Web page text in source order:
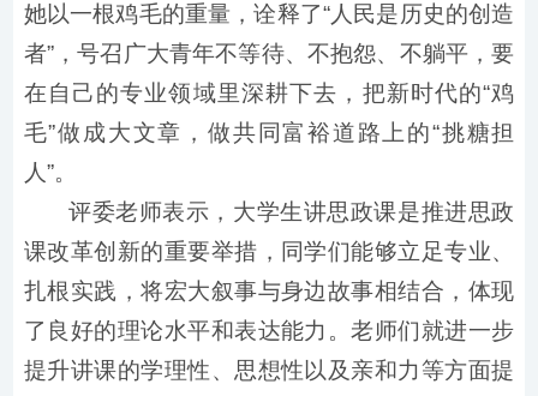
她以一根鸡毛的重量，诠释了“人民是历史的创造
者”，号召广大青年不等待、不抱怨、不躺平，要
在自己的专业领域里深耕下去，把新时代的“鸡
毛”做成大文章，做共同富裕道路上的“挑糖担
人”。
评委老师表示，大学生讲思政课是推进思政
课改革创新的重要举措，同学们能够立足专业、
扎根实践，将宏大叙事与身边故事相结合，体现
了良好的理论水平和表达能力。老师们就进一步
提升讲课的学理性、思想性以及亲和力等方面提